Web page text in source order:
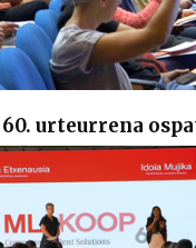
urteurrena